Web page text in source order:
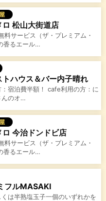
ロ 松山大街道店
料サービス（ザ・プレミアム・
香るエール…
ハウス＆バー内子晴れ
宿泊費半額！ cafe利用の方：に
んのオ…
ロ 今治ドンドビ店
料サービス（ザ・プレミアム・
香るエール…
フルMASAKI
は半熟塩玉子一個のいずれかを